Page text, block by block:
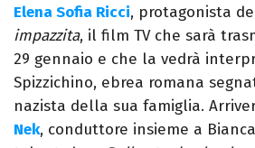
Elena Sofia Ricci, protagonista de
impazzita, il film TV che sarà
29 gennaio e che la vedrà
Spizzichino, ebrea romana
nazista della sua famiglia.
Nek, conduttore insieme a